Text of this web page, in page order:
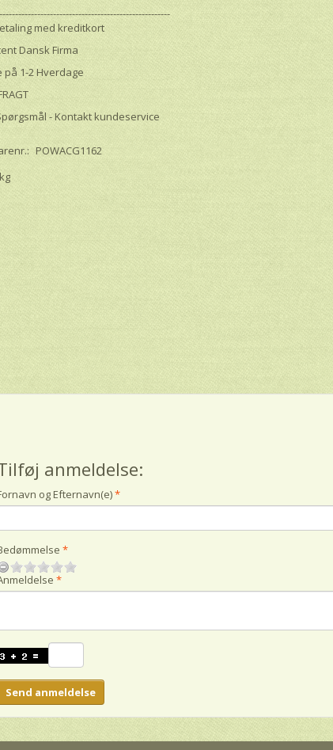
med kreditkort
Dansk Firma
på 1-2 Hverdage
- Kontakt kundeservice
POWACG1162
anmeldelse:
og Efternavn(e)
Send anmeldelse